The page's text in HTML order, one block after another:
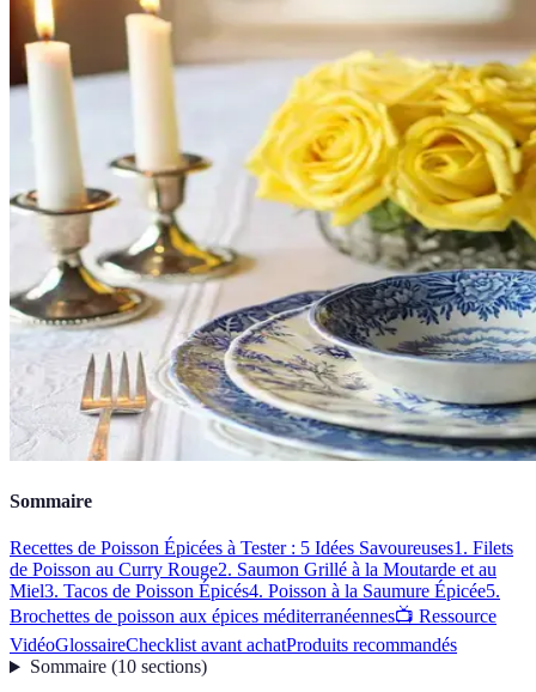
Sommaire
Recettes de Poisson Épicées à Tester : 5 Idées Savoureuses1. Filets
de Poisson au Curry Rouge2. Saumon Grillé à la Moutarde et au
Miel3. Tacos de Poisson Épicés4. Poisson à la Saumure Épicée5.
Brochettes de poisson aux épices méditerranéennes📺 Ressource
VidéoGlossaireChecklist avant achatProduits recommandés
Sommaire(10 sections)